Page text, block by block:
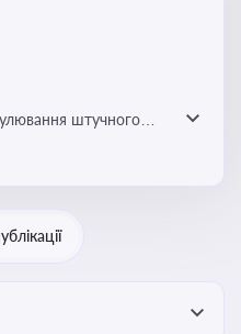
штучного
управління бізнесом